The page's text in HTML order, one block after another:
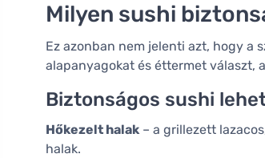
Milyen sushi
Ez azonban nem jelenti azt, hogy a
alapanyagokat és éttermet választ,
Biztonságos sushi
Hőkezelt halak – a grillezett
halak.